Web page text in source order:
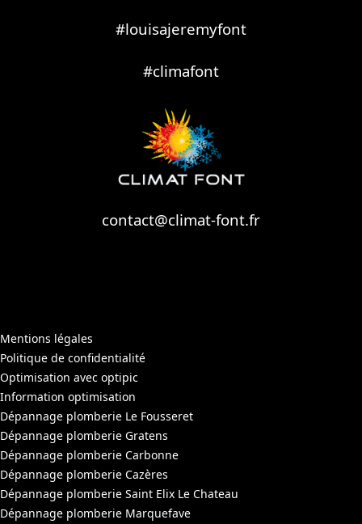
#louisajeremyfont
#climafont
contact@climat-font.fr
Mentions légales
Politique de confidentialité
Optimisation avec optipic
Information optimisation
Dépannage plomberie Le Fousseret
Dépannage plomberie Gratens
Dépannage plomberie Carbonne
Dépannage plomberie Cazères
Dépannage plomberie Saint Elix Le Chateau
Dépannage plomberie Marquefave